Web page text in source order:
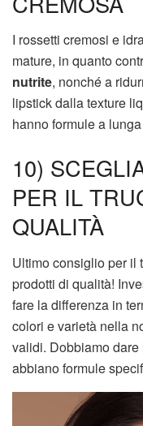
I rossetti cremosi e
mature, in quanto
nutrite, nonché a
lipstick dalla texture
hanno formule a
10)
PER IL
QUALITÀ
Ultimo consiglio per il
prodotti di qualità!
fare la differenza in
colori e varietà nella
validi. Dobbiamo
abbiano formule